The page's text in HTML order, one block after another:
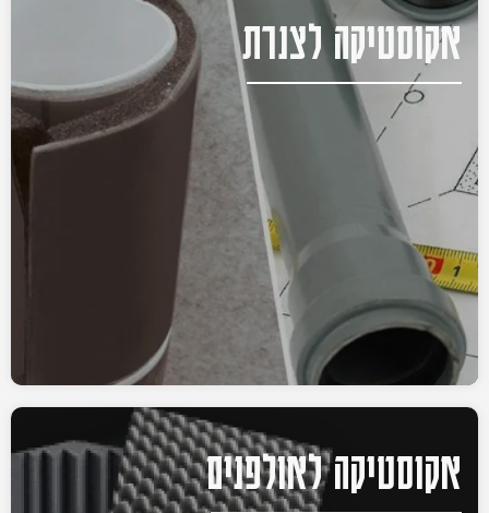
אקוסטיקה לצנרת
אקוסטיקה לאולפנים